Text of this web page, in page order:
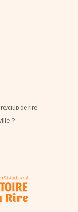
club de rire
?